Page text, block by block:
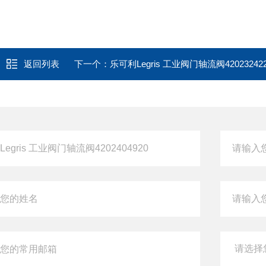
返回列表 下一个： 乐可利Legris 工业阀门轴流阀